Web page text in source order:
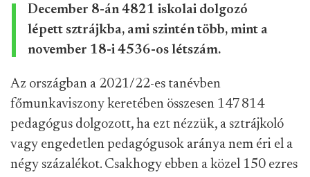
December 8-án 4821 iskolai dolgozó
lépett sztrájkba, ami szintén több, mint a
november 18-i 4536-os létszám.
Az országban a 2021/22-es tanévben
főmunkaviszony keretében összesen 147 814
pedagógus dolgozott, ha ezt nézzük, a sztrájkoló
vagy engedetlen pedagógusok aránya nem éri el a
négy százalékot. Csakhogy ebben a közel 150 ezres